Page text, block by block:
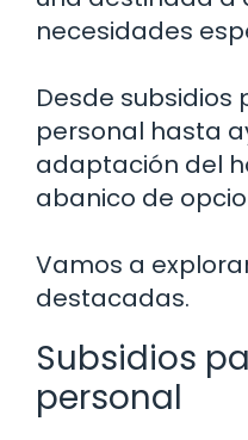
necesidades
Desde
personal hasta
adaptación del
abanico de
Vamos a
destacadas.
Subsidios
personal